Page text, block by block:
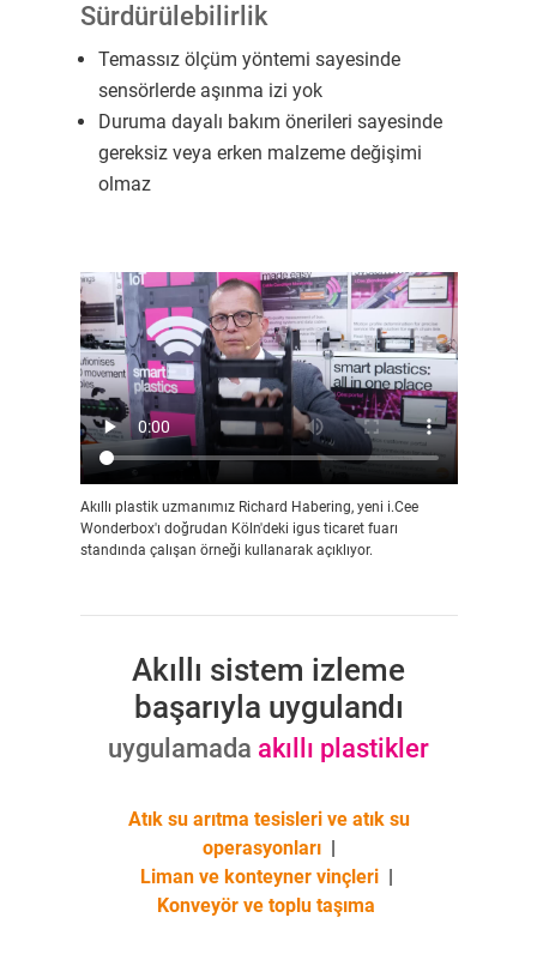
Sürdürülebilirlik
Temassız ölçüm yöntemi sayesinde
sensörlerde aşınma izi yok
Duruma dayalı bakım önerileri sayesinde
gereksiz veya erken malzeme değişimi
olmaz
Akıllı plastik uzmanımız Richard Habering, yeni i.Cee
Wonderbox'ı doğrudan Köln'deki igus ticaret fuarı
standında çalışan örneği kullanarak açıklıyor.
Akıllı sistem izleme
başarıyla uygulandı
uygulamada akıllı plastikler
Atık su arıtma tesisleri ve atık su
operasyonları
Liman ve konteyner vinçleri
Konveyör ve toplu taşıma